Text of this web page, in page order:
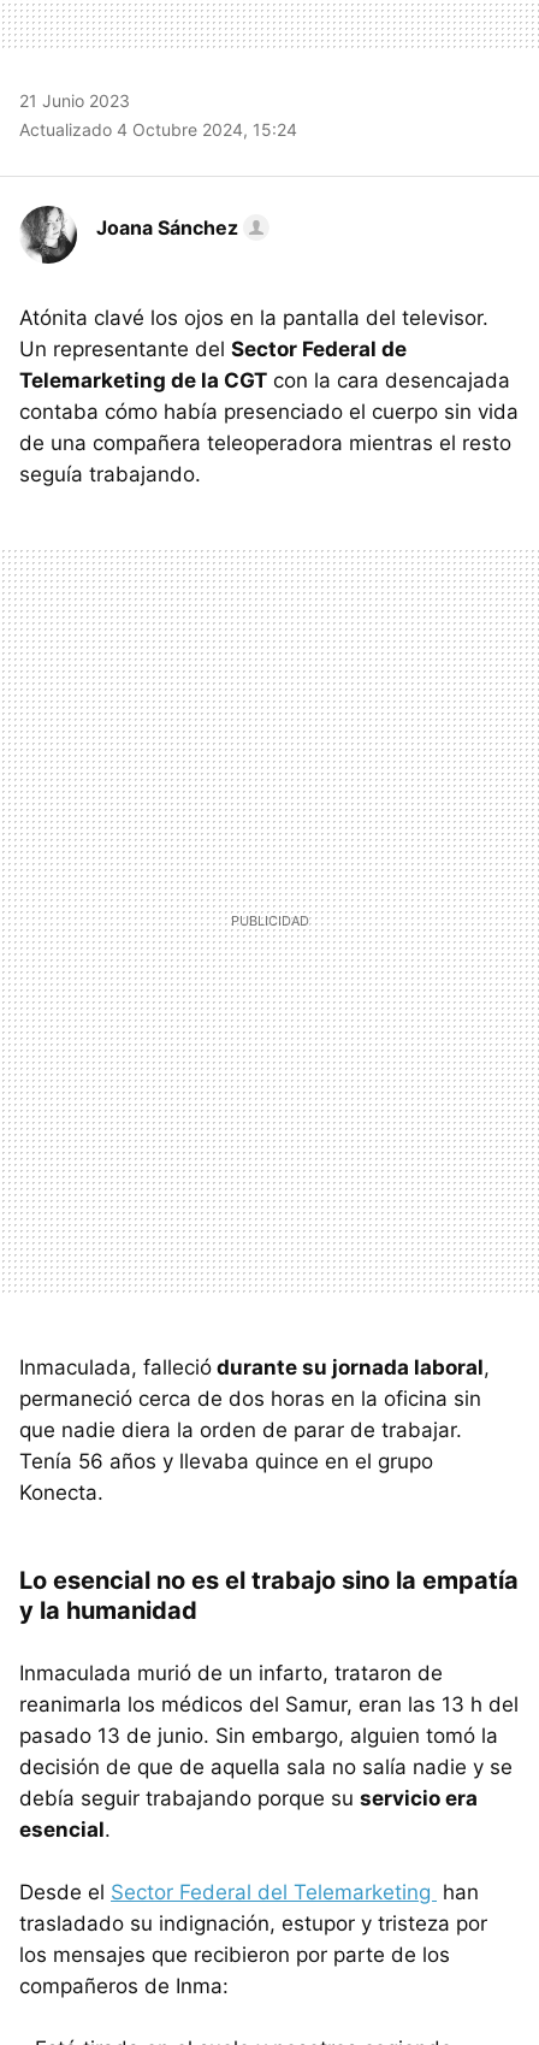
21 Junio 2023
Actualizado 4 Octubre 2024, 15:24
Joana Sánchez
Atónita clavé los ojos en la pantalla del televisor.
Un representante del Sector Federal de
Telemarketing de la CGT con la cara desencajada
contaba cómo había presenciado el cuerpo sin vida
de una compañera teleoperadora mientras el resto
seguía trabajando.
Inmaculada, falleció durante su jornada laboral,
permaneció cerca de dos horas en la oficina sin
que nadie diera la orden de parar de trabajar.
Tenía 56 años y llevaba quince en el grupo
Konecta.
Lo esencial no es el trabajo sino la empatía
y la humanidad
Inmaculada murió de un infarto, trataron de
reanimarla los médicos del Samur, eran las 13 h del
pasado 13 de junio. Sin embargo, alguien tomó la
decisión de que de aquella sala no salía nadie y se
debía seguir trabajando porque su servicio era
esencial.
Desde el Sector Federal del Telemarketing han
trasladado su indignación, estupor y tristeza por
los mensajes que recibieron por parte de los
compañeros de Inma: